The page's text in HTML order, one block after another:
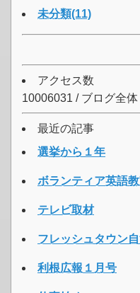
未分類(11)
アクセス数
10006031 / ブログ全体
最近の記事
選挙から１年
ボランティア英語
テレビ取材
フレッシュタウン
利根広報１月号